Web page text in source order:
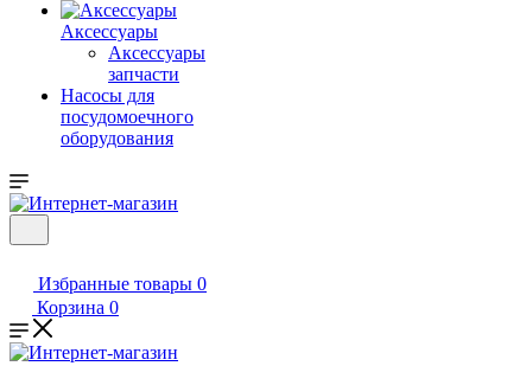
Аксессуары
Аксессуары
запчасти
Насосы для
посудомоечного
оборудования
Избранные товары 0
Корзина 0